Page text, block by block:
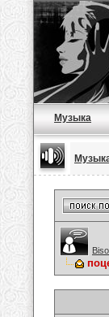
Музыка